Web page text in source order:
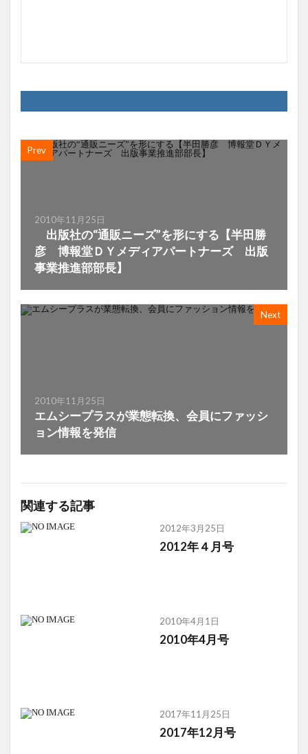
Prev
2010年11月25日
出版社の“通販ニーズ”を形にする【半田勝
彦 博報堂ＤＹメディアパートナーズ 出版
事業推進部部長】
Next
2010年11月25日
エムシープラスが業態転換、会員にファッシ
ョン情報を発信
関連する記事
2012年3月25日
2012年４月号
2010年4月1日
2010年4月号
2017年11月25日
2017年12月号